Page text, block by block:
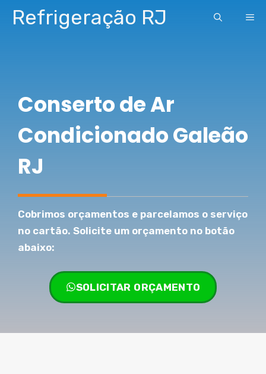
Pular
paraRefrigeração RJ
Conserto de Ar
Condicionado Galeão
RJ
Cobrimos orçamentos e parcelamos o serviço
no cartão. Solicite um orçamento no botão
abaixo:
SOLICITAR ORÇAMENTO